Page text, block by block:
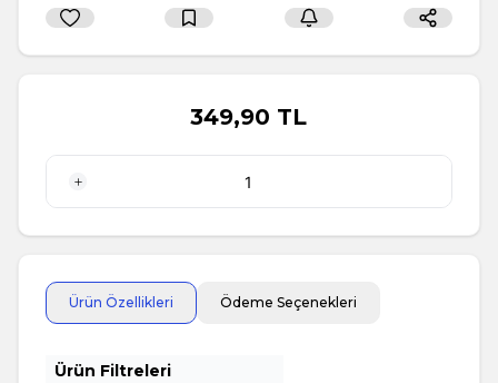
349,90 TL
Ürün Özellikleri Ödeme Seçenekleri
Ürün Filtreleri